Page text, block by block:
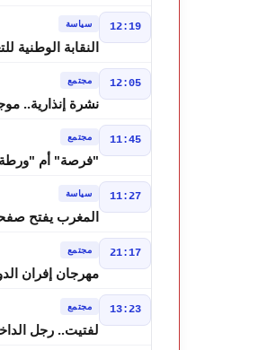
12:19 سياسة
النقابة الوطنية
12:05 مجتمع
بالمغرب
11:45 مجتمع
"فرصة" أم
11:27 سياسة
المغرب يفتح
21:17 مجتمع
مهرجان إفران
تخطف الأضواء
13:23 مجتمع
لفتيت.. رجل